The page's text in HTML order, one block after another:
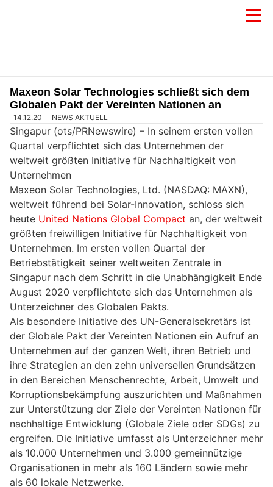
Maxeon Solar Technologies schließt sich dem
Globalen Pakt der Vereinten Nationen an
14.12.20 NEWS AKTUELL
Singapur (ots/PRNewswire) – In seinem ersten vollen
Quartal verpflichtet sich das Unternehmen der
weltweit größten Initiative für Nachhaltigkeit von
Unternehmen
Maxeon Solar Technologies, Ltd. (NASDAQ: MAXN),
weltweit führend bei Solar-Innovation, schloss sich
heute United Nations Global Compact an, der weltweit
größten freiwilligen Initiative für Nachhaltigkeit von
Unternehmen. Im ersten vollen Quartal der
Betriebstätigkeit seiner weltweiten Zentrale in
Singapur nach dem Schritt in die Unabhängigkeit Ende
August 2020 verpflichtete sich das Unternehmen als
Unterzeichner des Globalen Pakts.
Als besondere Initiative des UN-Generalsekretärs ist
der Globale Pakt der Vereinten Nationen ein Aufruf an
Unternehmen auf der ganzen Welt, ihren Betrieb und
ihre Strategien an den zehn universellen Grundsätzen
in den Bereichen Menschenrechte, Arbeit, Umwelt und
Korruptionsbekämpfung auszurichten und Maßnahmen
zur Unterstützung der Ziele der Vereinten Nationen für
nachhaltige Entwicklung (Globale Ziele oder SDGs) zu
ergreifen. Die Initiative umfasst als Unterzeichner mehr
als 10.000 Unternehmen und 3.000 gemeinnützige
Organisationen in mehr als 160 Ländern sowie mehr
als 60 lokale Netzwerke.